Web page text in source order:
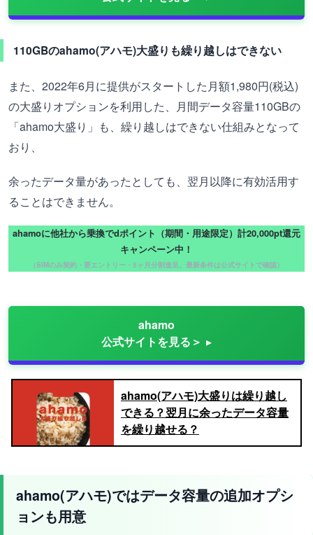
110GBのahamo(アハモ)大盛りも繰り越しはできない
また、2022年6月に提供がスタートした月額1,980円(税込)
の大盛りオプションを利用した、月間データ容量110GBの
「ahamo大盛り」も、繰り越しはできない仕組みとなって
おり、
余ったデータ量があったとしても、翌月以降に有効活用す
ることはできません。
ahamoに他社から乗換でdポイント（期間・用途限定）計20,000pt還元
キャンペーン中！
（SIMのみ契約・要エントリー・5ヶ月分割進呈。最新条件は公式サイトで確認）
ahamo
公式サイトを見る＞
ahamo(アハモ)大盛りは繰り越し
できる？翌月に余ったデータ容量
を繰り越せる？
ahamo(アハモ)ではデータ容量の追加オプシ
ョンも用意